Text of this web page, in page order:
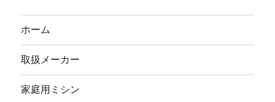
ホーム
取扱メーカー
家庭用ミシン